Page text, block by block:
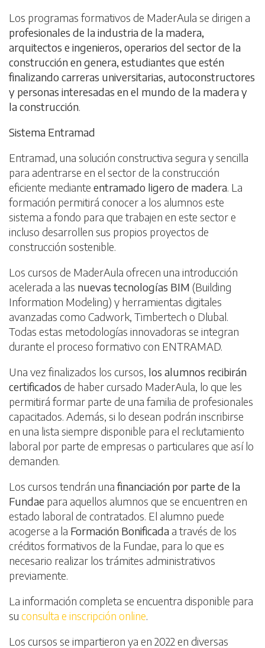
Los programas formativos de MaderAula se dirigen a
profesionales de la industria de la madera,
arquitectos e ingenieros, operarios del sector de la
construcción en genera, estudiantes que estén
finalizando carreras universitarias, autoconstructores
y personas interesadas en el mundo de la madera y
la construcción.
Sistema Entramad
Entramad, una solución constructiva segura y sencilla
para adentrarse en el sector de la construcción
eficiente mediante entramado ligero de madera. La
formación permitirá conocer a los alumnos este
sistema a fondo para que trabajen en este sector e
incluso desarrollen sus propios proyectos de
construcción sostenible.
Los cursos de MaderAula ofrecen una introducción
acelerada a las nuevas tecnologías BIM (Building
Information Modeling) y herramientas digitales
avanzadas como Cadwork, Timbertech o Dlubal.
Todas estas metodologías innovadoras se integran
durante el proceso formativo con ENTRAMAD.
Una vez finalizados los cursos, los alumnos recibirán
certificados de haber cursado MaderAula, lo que les
permitirá formar parte de una familia de profesionales
capacitados. Además, si lo desean podrán inscribirse
en una lista siempre disponible para el reclutamiento
laboral por parte de empresas o particulares que así lo
demanden.
Los cursos tendrán unafinanciación por parte de la
Fundae para aquellos alumnos que se encuentren en
estado laboral de contratados. El alumno puede
acogerse a la Formación Bonificada a través de los
créditos formativos de la Fundae, para lo que es
necesario realizar los trámites administrativos
previamente.
La información completa se encuentra disponible para
su consulta e inscripción online.
Los cursos se impartieron ya en 2022 en diversas